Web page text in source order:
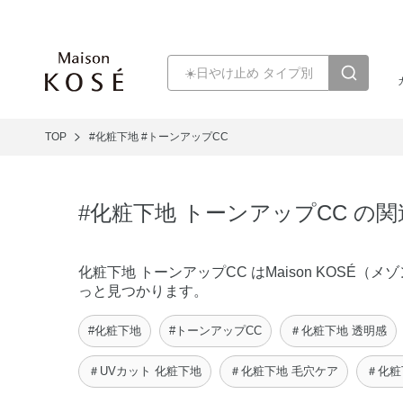
TOP #化粧下地 #トーンアップCC
#化粧下地 トーンアップCC の
化粧下地 トーンアップCC はMaison KOSÉ（メ
っと見つかります。
#化粧下地 #トーンアップCC ＃化粧下地 透明感
＃UVカット 化粧下地 ＃化粧下地 毛穴ケア ＃化